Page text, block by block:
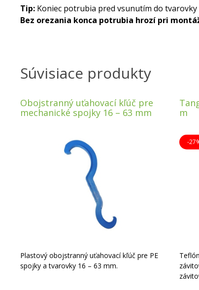
Tip: Koniec potrubia pred vsunutím do
Bez orezania konca potrubia hrozí pri
Súvisiace produkty
Obojstranný uťahovací kľúč pre
mechanické spojky 16 – 63 mm
Plastový obojstranný uťahovací kľúč pre PE
spojky a tvarovky 16 – 63 mm.
m
-